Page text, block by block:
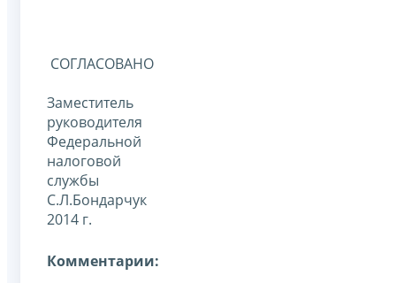
СОГЛАСОВАНО
Заместитель
руководителя
Федеральной
налоговой
службы
С.Л.Бондарчук
2014 г.
Комментарии: